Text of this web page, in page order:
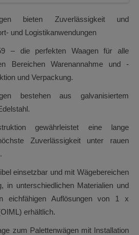
bieten Zuverlässigkeit und
und Logistikanwendungen
– die perfekten Waagen für alle
Bereichen Warenannahme und -
und Verpackung.
bestehen aus galvanisiertem
gewährleistet eine lange
Zuverlässigkeit unter rauen
einsetzbar und mit Wägebereichen
in unterschiedlichen Materialien und
eichfähigen Auflösungen von 1 x
erhältlich.
zum Palettenwägen mit Installation